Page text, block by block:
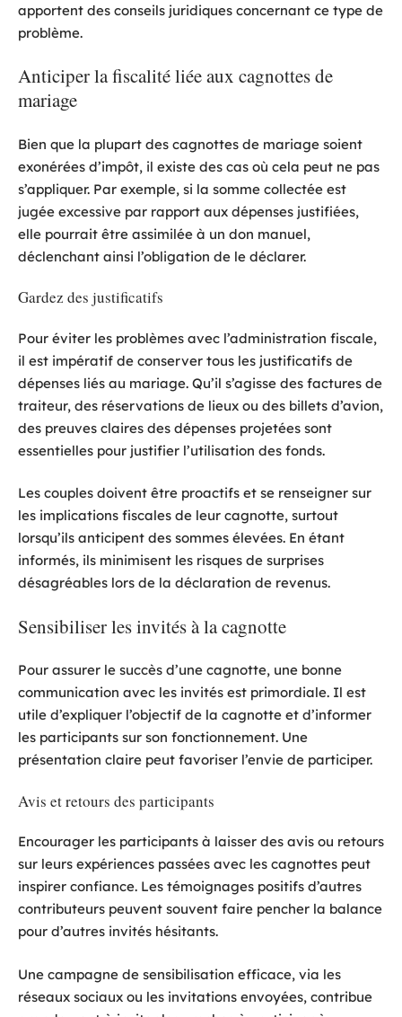
apportent des conseils juridiques concernant ce type de
problème.
Anticiper la fiscalité liée aux cagnottes de
mariage
Bien que la plupart des cagnottes de mariage soient
exonérées d’impôt, il existe des cas où cela peut ne pas
s’appliquer. Par exemple, si la somme collectée est
jugée excessive par rapport aux dépenses justifiées,
elle pourrait être assimilée à un don manuel,
déclenchant ainsi l’obligation de le déclarer.
Gardez des justificatifs
Pour éviter les problèmes avec l’administration fiscale,
il est impératif de conserver tous les justificatifs de
dépenses liés au mariage. Qu’il s’agisse des factures de
traiteur, des réservations de lieux ou des billets d’avion,
des preuves claires des dépenses projetées sont
essentielles pour justifier l’utilisation des fonds.
Les couples doivent être proactifs et se renseigner sur
les implications fiscales de leur cagnotte, surtout
lorsqu’ils anticipent des sommes élevées. En étant
informés, ils minimisent les risques de surprises
désagréables lors de la déclaration de revenus.
Sensibiliser les invités à la cagnotte
Pour assurer le succès d’une cagnotte, une bonne
communication avec les invités est primordiale. Il est
utile d’expliquer l’objectif de la cagnotte et d’informer
les participants sur son fonctionnement. Une
présentation claire peut favoriser l’envie de participer.
Avis et retours des participants
Encourager les participants à laisser des avis ou retours
sur leurs expériences passées avec les cagnottes peut
inspirer confiance. Les témoignages positifs d’autres
contributeurs peuvent souvent faire pencher la balance
pour d’autres invités hésitants.
Une campagne de sensibilisation efficace, via les
réseaux sociaux ou les invitations envoyées, contribue